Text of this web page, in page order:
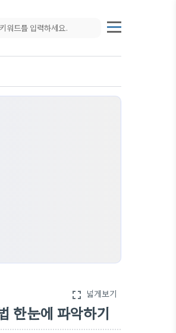
fullscreen 넓게보기
한눈에 파악하기